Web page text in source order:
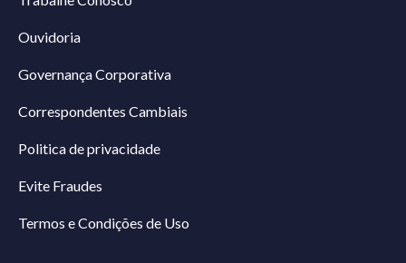
Ouvidoria
Governança Corporativa
Correspondentes Cambiais
Politica de privacidade
Evite Fraudes
Termos e Condições de Uso